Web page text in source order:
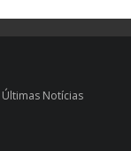
Últimas Notícias